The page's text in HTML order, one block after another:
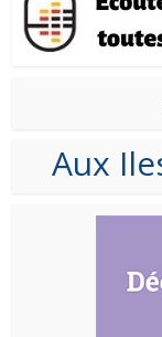
Aux